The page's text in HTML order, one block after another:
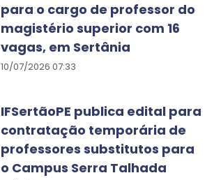
para o cargo de professor do
magistério superior com 16
vagas, em Sertânia
10/07/2026 07:33
IFSertãoPE publica edital para
contratação temporária de
professores substitutos para
o Campus Serra Talhada